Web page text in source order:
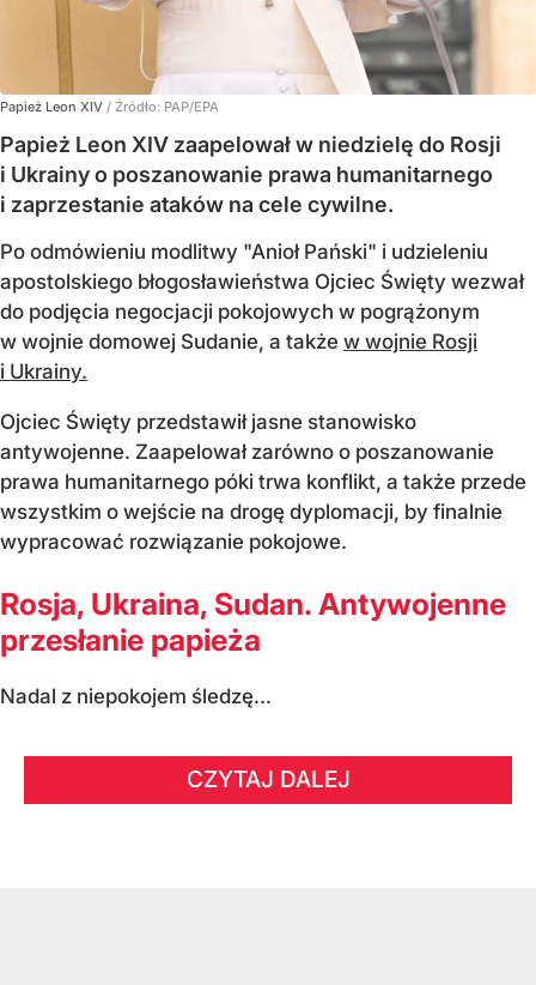
Papież Leon XIV / Źródło: PAP/EPA
Papież Leon XIV zaapelował w niedzielę do Rosji
i Ukrainy o poszanowanie prawa humanitarnego
i zaprzestanie ataków na cele cywilne.
Po odmówieniu modlitwy "Anioł Pański" i udzieleniu
apostolskiego błogosławieństwa Ojciec Święty wezwał
do podjęcia negocjacji pokojowych w pogrążonym
w wojnie domowej Sudanie, a także w wojnie Rosji
i Ukrainy.
Ojciec Święty przedstawił jasne stanowisko
antywojenne. Zaapelował zarówno o poszanowanie
prawa humanitarnego póki trwa konflikt, a także przede
wszystkim o wejście na drogę dyplomacji, by finalnie
wypracować rozwiązanie pokojowe.
Rosja, Ukraina, Sudan. Antywojenne
przesłanie papieża
Nadal z niepokojem śledzę...
CZYTAJ DALEJ